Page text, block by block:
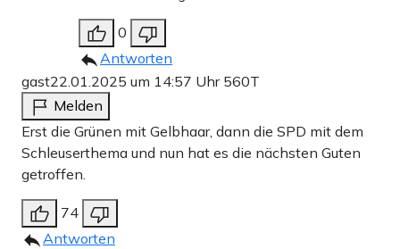
0
Antworten
gast22.01.2025 um 14:57 Uhr 560T
Melden
Erst die Grünen mit Gelbhaar, dann die SPD mit dem
Schleuserthema und nun hat es die nächsten Guten
getroffen.
74
Antworten